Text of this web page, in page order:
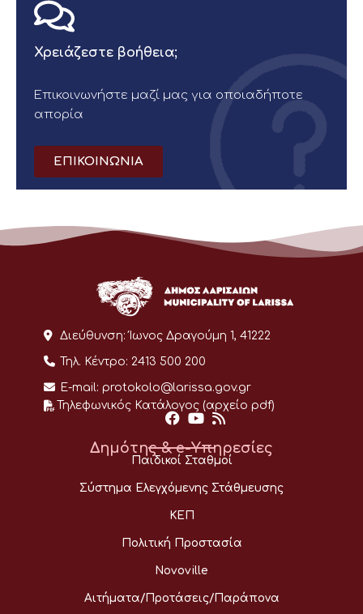
Χρειάζεστε βοήθεια;
Επικοινωνήστε μαζί μας για οποιαδήποτε
απορία
ΕΠΙΚΟΙΝΩΝΙΑ
Διεύθυνση: Ίωνος Δραγούμη 1, 41222
Τηλ. Κέντρο: 2413 500 200
E-mail: protokolo@larissa.gov.gr
Τηλεφωνικός Κατάλογος (αρχείο pdf)
Δημότης & e-Υπηρεσίες
Παιδικοί Σταθμοί
Σύστημα Ελεγχόμενης Στάθμευσης
ΚΕΠ
Πολιτική Προστασία
Novoville
Αιτήματα/Προτάσεις/Παράπονα